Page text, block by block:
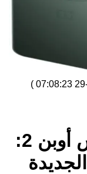
)
أوبو فايند N5 وون بلس أوبن 2: